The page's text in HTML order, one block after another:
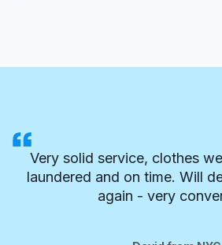
Very solid service, clothes
laundered and on time. Will
again - very